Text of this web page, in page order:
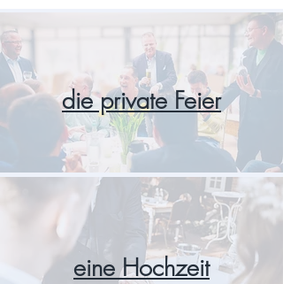
die private Feier
eine Hochzeit